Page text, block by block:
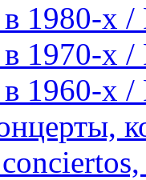
1980-х /
1970-х /
1960-х /